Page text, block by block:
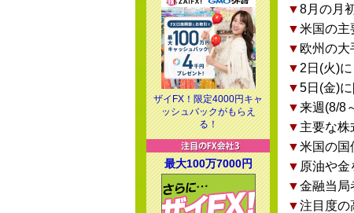
▼8月の月
▼米国の主
▼ 欧州の大
▼ 2日(火)
▼5日(金)
▼来週(8/8
▼ 主要な株
▼米国の国
▼ 原油や
▼金融当局
▼注目度の
ザイFX！限定4000円キャ
ッシュバックがもらえ
る！
最大100万7000円